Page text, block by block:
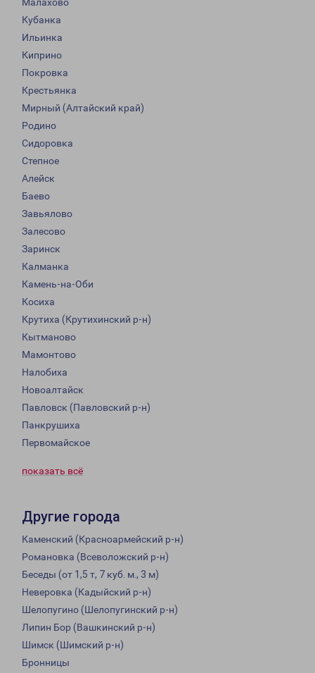
Малахово
Кубанка
Ильинка
Киприно
Покровка
Крестьянка
Мирный (Алтайский край)
Родино
Сидоровка
Степное
Алейск
Баево
Завьялово
Залесово
Заринск
Калманка
Камень-на-Оби
Косиха
Крутиха (Крутихинский р-н)
Кытманово
Мамонтово
Налобиха
Новоалтайск
Павловск (Павловский р-н)
Панкрушиха
Первомайское
показать всё
Другие города
Каменский (Красноармейский р-н)
Романовка (Всеволожский р-н)
Беседы (от 1,5 т, 7 куб. м., 3 м)
Неверовка (Кадыйский р-н)
Шелопугино (Шелопугинский р-н)
Липин Бор (Вашкинский р-н)
Шимск (Шимский р-н)
Бронницы